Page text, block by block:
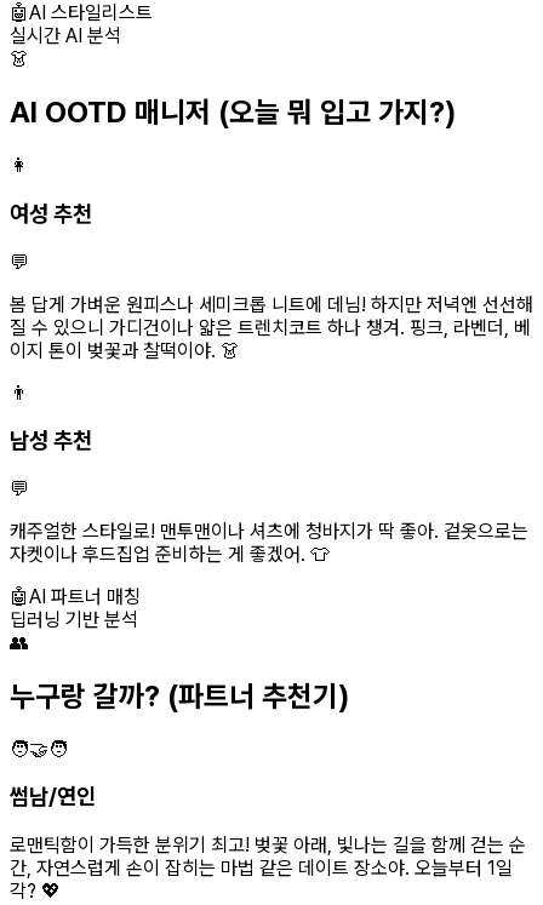
🤖AI 스타일리스트
실시간 AI 분석
👗
AI OOTD 매니저 (오늘 뭐 입고 가지?)
👩
여성 추천
💬
봄 답게 가벼운 원피스나 세미크롭 니트에 데님! 하지만 저녁엔 선선해
질 수 있으니 가디건이나 얇은 트렌치코트 하나 챙겨. 핑크, 라벤더, 베
이지 톤이 벚꽃과 찰떡이야. 👗
👨
남성 추천
💬
캐주얼한 스타일로! 맨투맨이나 셔츠에 청바지가 딱 좋아. 겉옷으로는
자켓이나 후드집업 준비하는 게 좋겠어. 👕
🤖AI 파트너 매칭
딥러닝 기반 분석
👥
누구랑 갈까? (파트너 추천기)
🧑‍🤝‍🧑
썸남/연인
로맨틱함이 가득한 분위기 최고! 벚꽃 아래, 빛나는 길을 함께 걷는 순
간, 자연스럽게 손이 잡히는 마법 같은 데이트 장소야. 오늘부터 1일
각? 💖